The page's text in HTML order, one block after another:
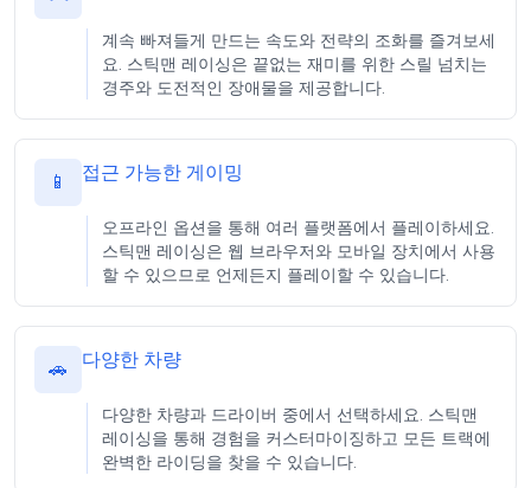
계속 빠져들게 만드는 속도와 전략의 조화를 즐겨보세
요. 스틱맨 레이싱은 끝없는 재미를 위한 스릴 넘치는
경주와 도전적인 장애물을 제공합니다.
📱 접근 가능한 게이밍
오프라인 옵션을 통해 여러 플랫폼에서 플레이하세요.
스틱맨 레이싱은 웹 브라우저와 모바일 장치에서 사용
할 수 있으므로 언제든지 플레이할 수 있습니다.
🚗 다양한 차량
다양한 차량과 드라이버 중에서 선택하세요. 스틱맨
레이싱을 통해 경험을 커스터마이징하고 모든 트랙에
완벽한 라이딩을 찾을 수 있습니다.